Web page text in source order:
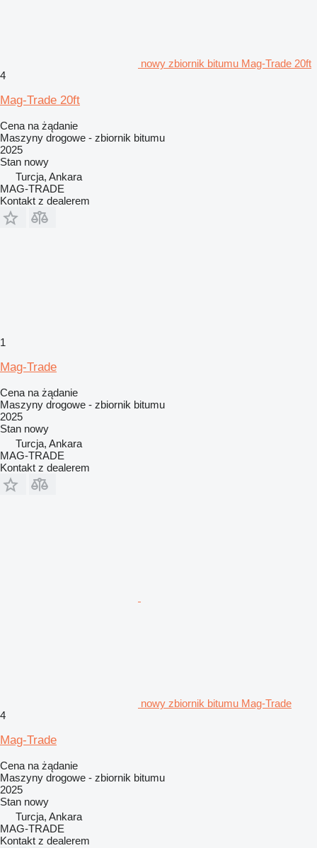
nowy zbiornik bitumu Mag-Trade 20ft
4
Mag-Trade 20ft
Cena na żądanie
Maszyny drogowe - zbiornik bitumu
2025
Stan nowy
Turcja, Ankara
MAG-TRADE
Kontakt z dealerem
1
Mag-Trade
Cena na żądanie
Maszyny drogowe - zbiornik bitumu
2025
Stan nowy
Turcja, Ankara
MAG-TRADE
Kontakt z dealerem
nowy zbiornik bitumu Mag-Trade
4
Mag-Trade
Cena na żądanie
Maszyny drogowe - zbiornik bitumu
2025
Stan nowy
Turcja, Ankara
MAG-TRADE
Kontakt z dealerem